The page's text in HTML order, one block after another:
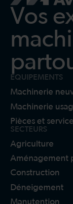
Vos
ÉQUIPEMENTS
Machinerie
Machinerie
Pièces et service
SECTEURS
Agriculture
Aménagement
Construction
Déneigement
Manutention